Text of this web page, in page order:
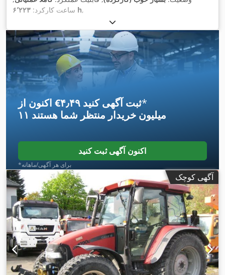
ساعت کارکرد: ۶٬۲۲۳ h,
اکنون از ‎€۴٫۴۹ ثبت آگهی کنید*
۱۱ میلیون خریدار منتظر شما هستند
اکنون آگهی ثبت کنید
*برای هر آگهی/ماهانه
آگهی کوچک